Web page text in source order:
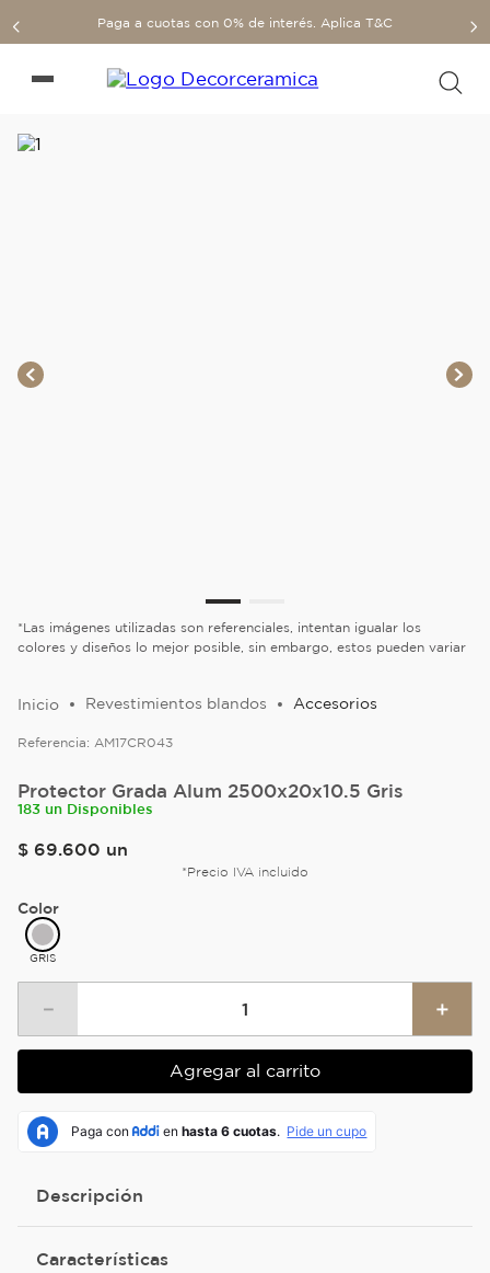
Paga a cuotas con 0% de interés. Aplica T&C
*Las imágenes utilizadas son referenciales, intentan igualar los
colores y diseños lo mejor posible, sin embargo, estos pueden variar
Revestimientos blandos Accesorios
Referencia: AM17CR043
Protector Grada Alum 2500x20x10.5 Gris
183 un Disponibles
$ 69.600 un
*Precio IVA incluido
Color
GRIS
＋
－
Agregar al carrito
Descripción
Características